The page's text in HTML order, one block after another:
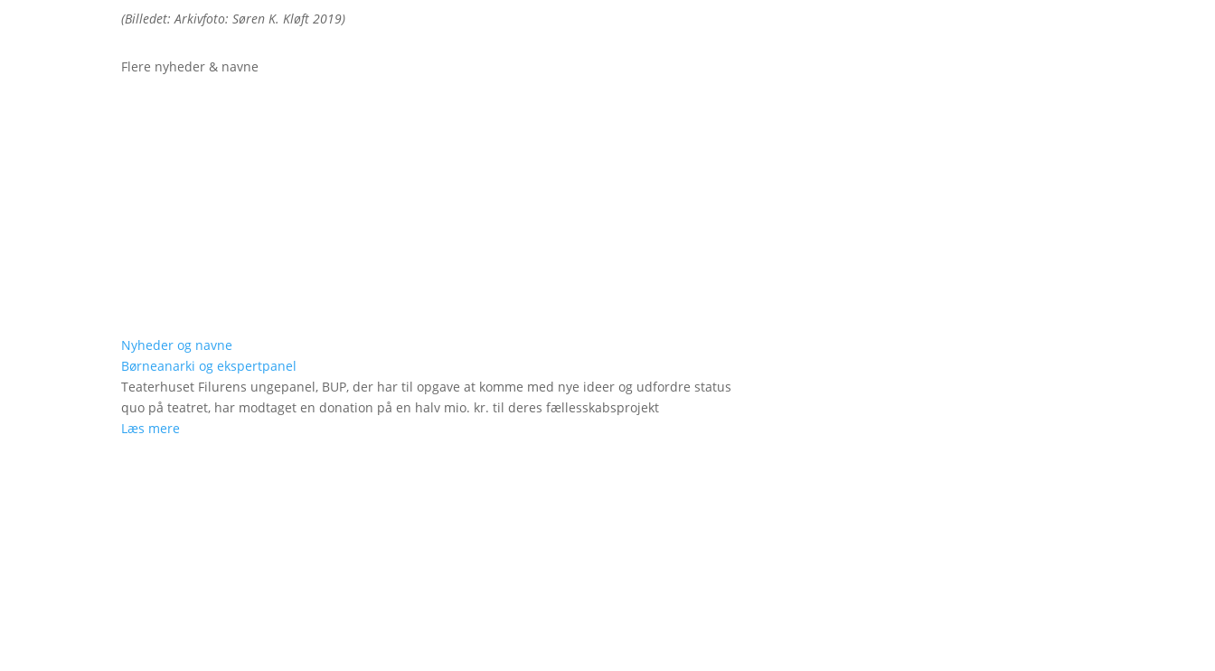
(Billedet: Arkivfoto: Søren K. Kløft 2019)
Flere nyheder & navne
Nyheder og navne
Børneanarki og ekspertpanel
Teaterhuset Filurens ungepanel, BUP, der har til opgave at komme med nye ideer og udfordre status
quo på teatret, har modtaget en donation på en halv mio. kr. til deres fællesskabsprojekt
Læs mere